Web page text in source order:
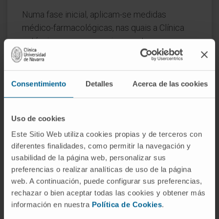
Consentimiento Detalles Acerca de las cookies
Uso de cookies
Este Sitio Web utiliza cookies propias y de terceros con
diferentes finalidades, como permitir la navegación y
usabilidad de la página web, personalizar sus
preferencias o realizar analíticas de uso de la página
web. A continuación, puede configurar sus preferencias,
rechazar o bien aceptar todas las cookies y obtener más
información en nuestra Política de Cookies.
Numa fase inicial, aplicam-se medidas
médico-farmacológicas, nas quais a Clínica
está a incorporar os mais recentes avanços.
A reabilitação, através do exercício físico,
grande utilidade nos doentes com este
síndrome.
A Clínica contempla também o tratamento
e o controlo domiciliário do doente.
SOLICITE MAIS INFORMAÇÕES SOBRE O TRATAMENTO